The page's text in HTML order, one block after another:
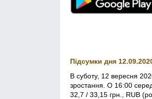
Підсумки дня
В суботу, 12 вересня
зростання. О 16:00
32,7 / 33,15 грн., RUB